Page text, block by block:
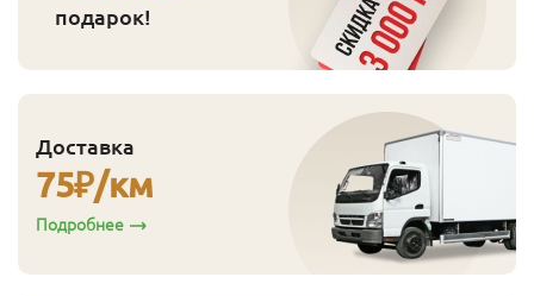
подарок!
Доставка
75₽/км
Подробнее